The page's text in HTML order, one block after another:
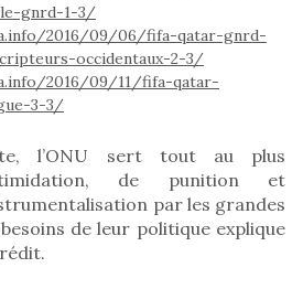
gnrd-1-3/
2016/09/06/fifa-qatar-gnrd-
occidentaux-2-3/
2016/09/11/fifa-qatar-
3-3/
l’ONU sert tout au plus
de punition et
par les grandes
de leur politique explique